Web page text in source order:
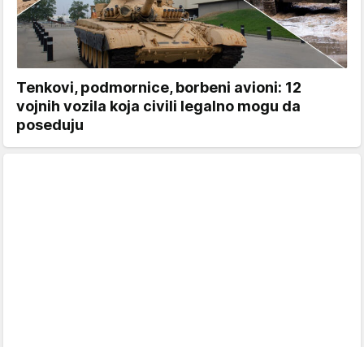
Tenkovi, podmornice, borbeni avioni: 12
vojnih vozila koja civili legalno mogu da
poseduju